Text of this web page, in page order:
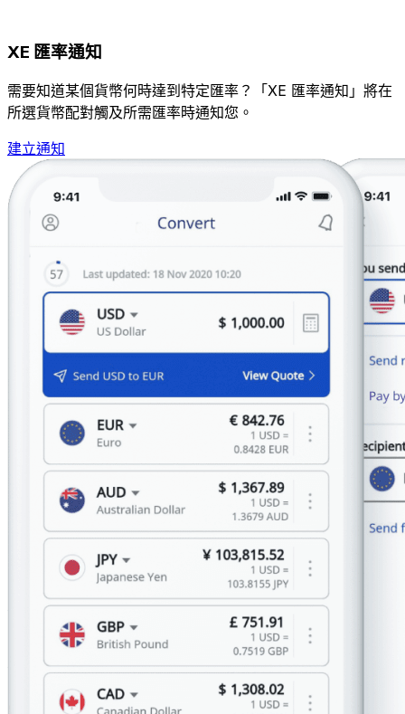
XE 匯率通知
需要知道某個貨幣何時達到特定匯率？「XE 匯率通知」將在
所選貨幣配對觸及所需匯率時通知您。
建立通知